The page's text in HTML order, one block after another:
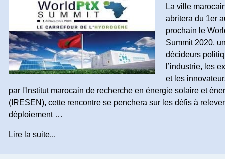
La ville
abritera du 1er
prochain le
Summit 2020,
décideurs
l’industrie, les
et les
par l'Institut marocain de recherche en énergie solaire et
(IRESEN), cette rencontre se penchera sur les défis à
déploiement …
Lire la suite...